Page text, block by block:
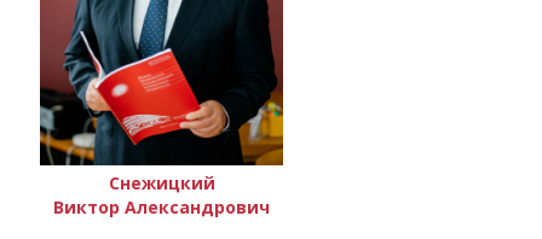
Снежицкий
Виктор Александрович